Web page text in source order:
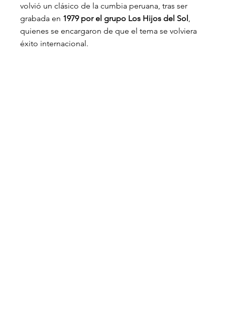
volvió un clásico de la cumbia peruana, tras ser
grabada en 1979 por el grupo Los Hijos del Sol
quienes se encargaron de que el tema se volviera
éxito internacional.